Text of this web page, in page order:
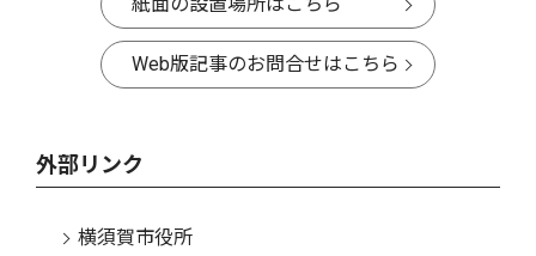
Web版記事のお問合せはこちら
外部リンク
横須賀市役所